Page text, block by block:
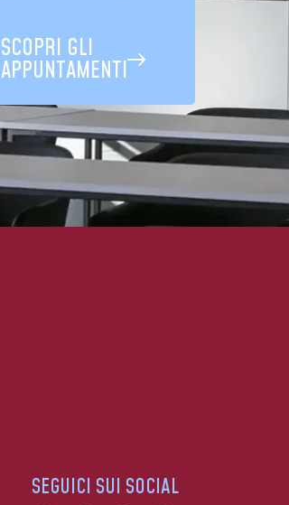
SCOPRI GLI
APPUNTAMENTI
SEGUICI SUI SOCIAL